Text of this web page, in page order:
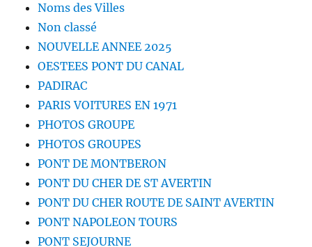
Noms des Villes
Non classé
NOUVELLE ANNEE 2025
OESTEES PONT DU CANAL
PADIRAC
PARIS VOITURES EN 1971
PHOTOS GROUPE
PHOTOS GROUPES
PONT DE MONTBERON
PONT DU CHER DE ST AVERTIN
PONT DU CHER ROUTE DE SAINT AVERTIN
PONT NAPOLEON TOURS
PONT SEJOURNE